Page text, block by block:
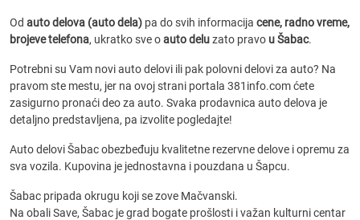
Od auto delova (auto dela) pa do svih informacija cene, radno vreme,
brojeve telefona, ukratko sve oauto deluzato pravo u Šabac.
Potrebni su Vam novi auto delovi ili pak polovni delovi za auto? Na
pravom ste mestu, jer na ovoj strani portala 381info.com ćete
zasigurno pronaći deo za auto. Svaka prodavnica auto delova je
detaljno predstavljena, pa izvolite pogledajte!
Auto delovi Šabac obezbeđuju kvalitetne rezervne delove i opremu za
sva vozila. Kupovina je jednostavna i pouzdana u Šapcu.
Šabac pripada okrugu koji se zove Mačvanski.
Na obali Save, Šabac je grad bogate prošlosti i važan kulturni centar